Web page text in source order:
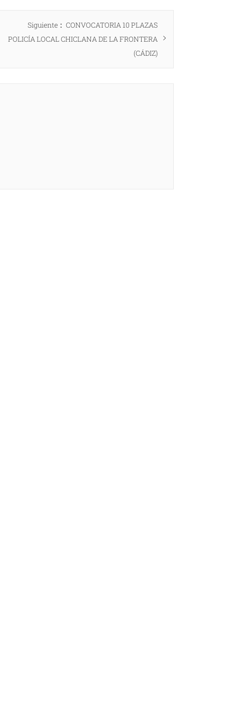
Siguiente
Entrada
siguiente:
CONVOCATORIA 10 PLAZAS
POLICÍA LOCAL CHICLANA DE LA FRONTERA
(CÁDIZ)